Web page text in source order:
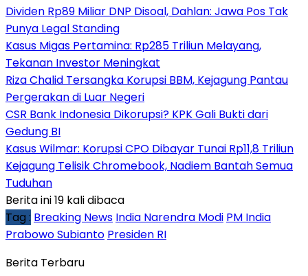
Dividen Rp89 Miliar DNP Disoal, Dahlan: Jawa Pos Tak
Punya Legal Standing
Kasus Migas Pertamina: Rp285 Triliun Melayang,
Tekanan Investor Meningkat
Riza Chalid Tersangka Korupsi BBM, Kejagung Pantau
Pergerakan di Luar Negeri
CSR Bank Indonesia Dikorupsi? KPK Gali Bukti dari
Gedung BI
Kasus Wilmar: Korupsi CPO Dibayar Tunai Rp11,8 Triliun
Kejagung Telisik Chromebook, Nadiem Bantah Semua
Tuduhan
Berita ini 19 kali dibaca
Tag : Breaking News India Narendra Modi PM India
Prabowo Subianto Presiden RI
Berita Terbaru